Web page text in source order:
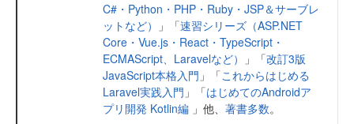
C#・Python・PHP・Ruby・JSP＆サーブレ
ットなど）
」「速習シリーズ（ASP.NET
Core・Vue.js・React・TypeScript・
ECMAScript、Laravelなど）
」「改訂3版
JavaScript本格入門 」「これからはじめる
Laravel実践入門 」「はじめてのAndroidア
プリ開発 Kotlin編 」他、 著書多数。